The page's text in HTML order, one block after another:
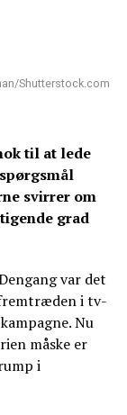
Shutterstock.com
til at lede
svirrer om
grad
var det
i tv-
Nu
måske er
i